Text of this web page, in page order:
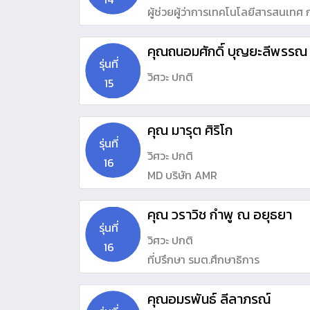
รุ่นที่
15
คุณถนอมศักดิ์ บุญยะลีพรรณ
วิศวะ ปกติ
รุ่นที่
16
คุณ มารุต ศิริโก
วิศวะ ปกติ
MD บริษัท AMR
รุ่นที่
16
คุณ วราวิช กำพู ณ อยุธยา
วิศวะ ปกติ
ที่ปรึกษา รมต.ศึกษาธิการ
คุณอมรพันธ์ ลีลาภรณ์